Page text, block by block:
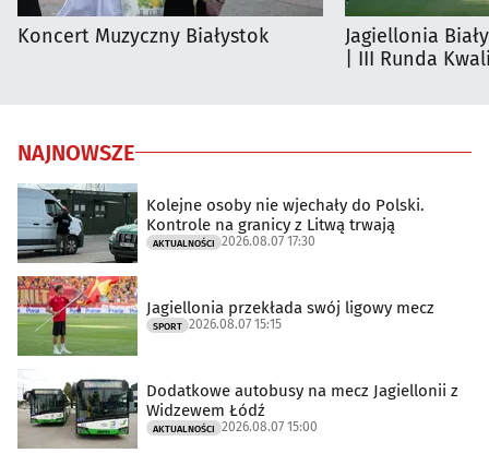
Koncert Muzyczny Białystok
Jagiellonia
| III Runda
NAJNOWSZE
Kolejne osoby nie wjechały do Polski.
Kontrole na granicy z Litwą trwają
AKTUALNOŚCI 2026.08.07 17:30
Jagiellonia przekłada swój ligowy mecz
SPORT 2026.08.07 15:15
Dodatkowe autobusy na mecz Jagiellonii z
Widzewem Łódź
AKTUALNOŚCI 2026.08.07 15:00